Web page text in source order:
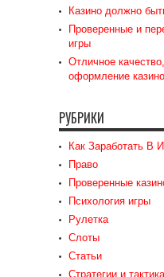
Казино должно
Проверенные и
игры
Отличное
оформление казино
РУБРИКИ
Как Заработать В
Право
Проверенные
Психология игры
Рулетка
Слоты
Статьи
Стратегии и